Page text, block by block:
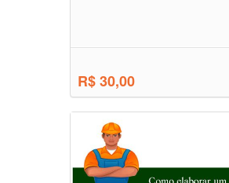
R$ 30,00